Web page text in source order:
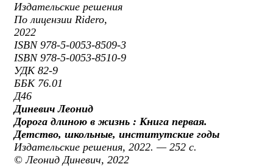
Издательские решения
По лицензии Ridero,
2022
ISBN 978-5-0053-8509-3
ISBN 978-5-0053-8510-9
УДК 82-9
ББК 76.01
Д46
Диневич Леонид
Дорога длиною в жизнь : Книга первая.
Детство, школьные, институтские годы
Издательские решения, 2022. — 252 с.
© Леонид Диневич, 2022